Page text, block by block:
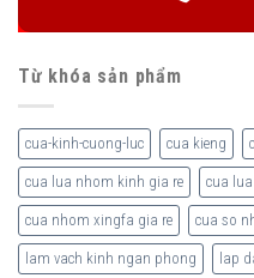
Từ khóa sản phẩm
cua-kinh-cuong-luc cua kieng
cua lua nhom kinh gia re cua
cua nhom xingfa gia re cua so
lam vach kinh ngan phong lap